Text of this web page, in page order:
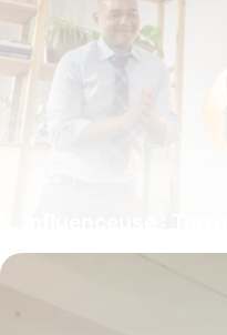
influenceur 2026